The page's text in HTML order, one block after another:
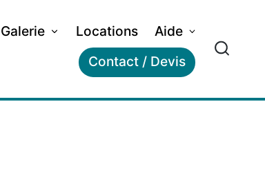
Galerie Locations
Aide
Contact / Devis